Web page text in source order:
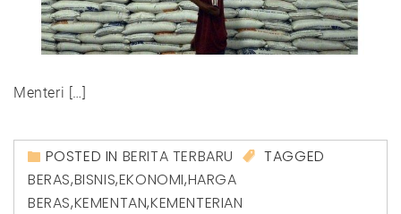
Menteri […]
POSTED IN BERITA TERBARU
TAGGED
BERAS,BISNIS,EKONOMI,HARGA
BERAS,KEMENTAN,KEMENTERIAN